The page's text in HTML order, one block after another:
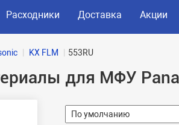
Расходники Доставка Акции
KX FLM 553RU
для МФУ